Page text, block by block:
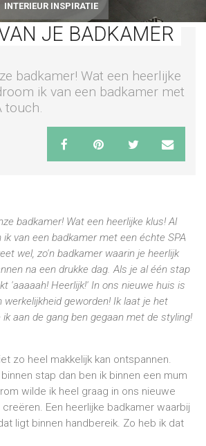
INTERIEUR INSPIRATIE
JE BADKAMER
badkamer! Wat een heerlijke
ik van een badkamer met
touch.
badkamer! Wat een heerlijke klus! Al
ik van een badkamer met een échte SPA
wel, zo'n badkamer waarin je heerlijk
na een drukke dag. Als je al één stap
'aaaaah! Heerlijk!' In ons nieuwe huis is
geworden! Ik laat je het
aan de gang ben gegaan met de styling!
zo heel makkelijk kan ontspannen.
stap dan ben ik binnen een mum
wilde ik heel graag in ons nieuwe
Een heerlijke badkamer waarbij
ligt binnen handbereik. Zo heb ik dat